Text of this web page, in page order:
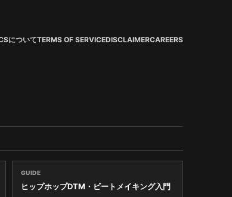
についてTERMS OF SERVICEDISCLAIMERCAREERS
GUIDE
ヒップホップDTM・ビートメイキング入門